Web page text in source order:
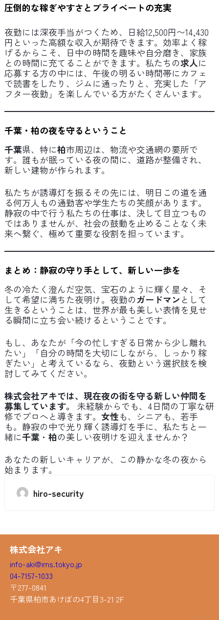
圧倒的な稼ぎやすさとプライベートの充実
夜勤には深夜手当がつくため、日給12,500円〜14,430
円といった高額な収入が期待できます。効率よく稼
げるからこそ、日中の時間を趣味や自分磨き、家族
との時間に充てることができます。私たちの求人に
応募する方の中には、午後の明るい時間帯にカフェ
で読書をしたり、ジムに通ったりと、充実した「ア
フター夜勤」を楽しんでいる方がたくさんいます。
千葉・柏の夜を守るということ
千葉県、特に柏市周辺は、物流や交通網の要所で
す。誰もが眠っている夜の間に、道路が整備され、
新しい建物が作られます。
私たちが誘導灯を振るその先には、明日この道を通
る何万人もの通勤客や学生たちの笑顔があります。
静寂の中で行う私たちの仕事は、決して目立つもの
ではありませんが、社会の鼓動を止めることなく未
来へ繋ぐ、極めて重要な役割を担っています。
まとめ：静寂の守り手として、新しい一歩を
冬の冷たく澄んだ空気、宝石のように輝く星々、そ
して希望に満ちた夜明け。夜勤のガードマンとして
生きるということは、世界が最も美しい表情を見せ
る瞬間に立ち会い続けるということです。
もし、あなたが「今の忙しすぎる日常から少し離れ
たい」「自分の時間を大切にしながら、しっかり稼
ぎたい」と考えているなら、夜勤という選択肢を検
討してみてください。
株式会社アキでは、現在夜の街を守る新しい仲間を
募集しています。
未経験からでも、4日間の丁寧な研
修でプロへと導きます。 女性も、シニアも、若手
も。静寂の中で光り輝く誘導灯を手に、私たちと一
緒に千葉・ 柏の美しい夜明けを迎えませんか？
あなたの新しいキャリアが、この静かな冬の夜から
始まります。
hiro-security
株式会社アキ
info-aki@ims.tokyo.jp
04-7157-1033
〒277-0841
千葉県柏市あけぼの4丁目3-21 2F